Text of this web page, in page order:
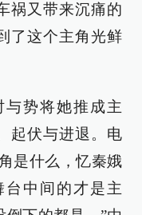
祸又带来沉痛的
了这个主角光鲜
势将她推成主
起伏与进退。电
是什么，忆秦娥
中间的才是主